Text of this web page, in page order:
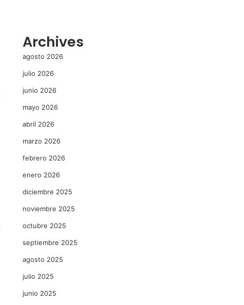
Archives
agosto 2026
julio 2026
junio 2026
mayo 2026
abril 2026
marzo 2026
febrero 2026
enero 2026
diciembre 2025
noviembre 2025
octubre 2025
septiembre 2025
agosto 2025
julio 2025
junio 2025